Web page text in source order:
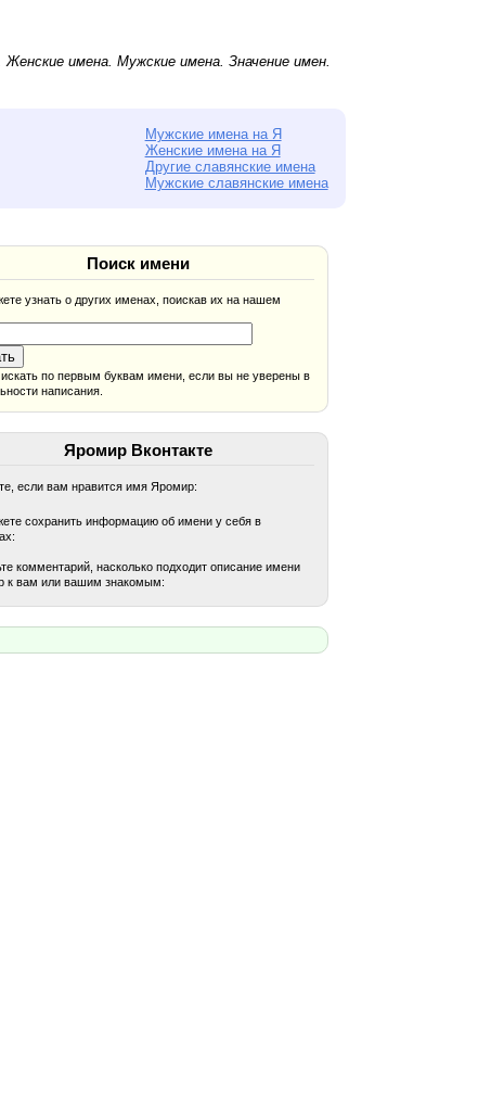
Женские имена.Мужские имена. Значение имен.
Мужские имена на Я
Женские имена на Я
Другие славянские имена
Мужские славянские имена
Поиск имени
узнать о других именах, поискав их на нашем
по первым буквам имени, если вы не уверены в
написания.
Яромир Вконтакте
если вам нравится имя Яромир:
сохранить информацию об имени у себя в
комментарий, насколько подходит описание имени
к вам или вашим знакомым: